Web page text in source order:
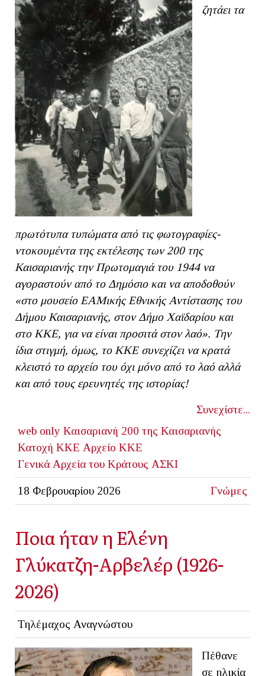
ζητάει τα
πρωτότυπα τυπώματα από τις φωτογραφίες-
ντοκουμέντα της εκτέλεσης των 200 της
Καισαριανής την Πρωτομαγιά του 1944 να
αγοραστούν από το Δημόσιο και να αποδοθούν
«στο μουσείο ΕΑΜικής Εθνικής Αντίστασης του
Δήμου Καισαριανής, στον Δήμο Χαϊδαρίου και
στο ΚΚΕ, για να είναι προσιτά στον λαό». Την
ίδια στιγμή, όμως, το ΚΚΕ συνεχίζει να κρατά
κλειστό το αρχείο του όχι μόνο από το λαό αλλά
και από τους ερευνητές της ιστορίας!
Συνεχίστε...
web only Καισαριανή 200 της Καισαριανής
Κατοχή ΚΚΕ Αρχείο ΚΚΕ
Γενικά Αρχεία του Κράτους ΑΣΚΙ
18 Φεβρουαρίου 2026 Γνώμες
Ποια ήταν η Ελένη
Γλύκατζη-Αρβελέρ (1926-
2026)
Τηλέμαχος Αναγνώστου
Πέθανε
σε ηλικία